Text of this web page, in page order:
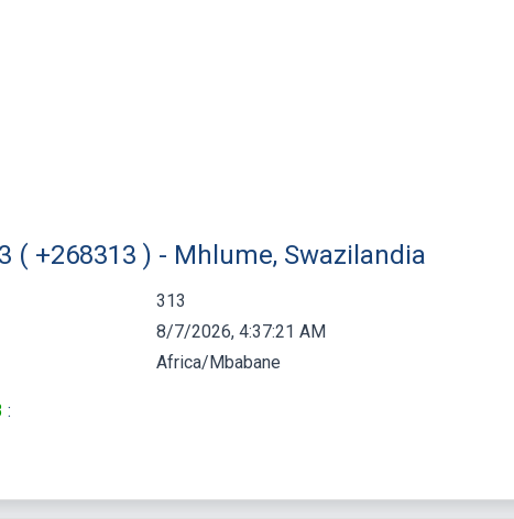
( +268313 ) - Mhlume, Swazilandia
313
8/7/2026, 4:37:22 AM
Africa/Mbabane
: